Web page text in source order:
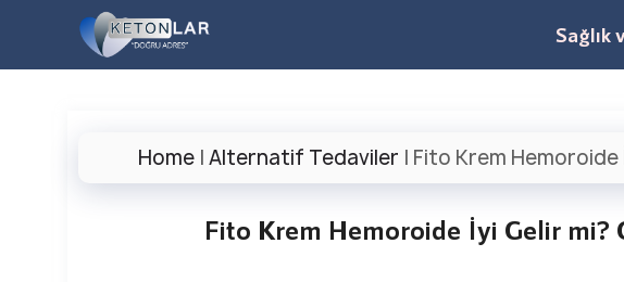
Sağlık
Home| Alternatif Tedaviler | Fito Krem Hemoroide
Fito Krem Hemoroide İyi Gelir mi?